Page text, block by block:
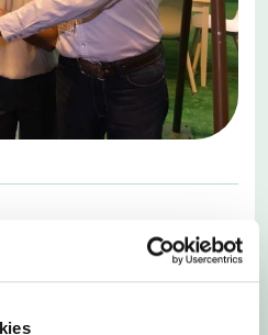
en el sector de los
ha presentado en el
Fruit Attraction su
que se produjo a